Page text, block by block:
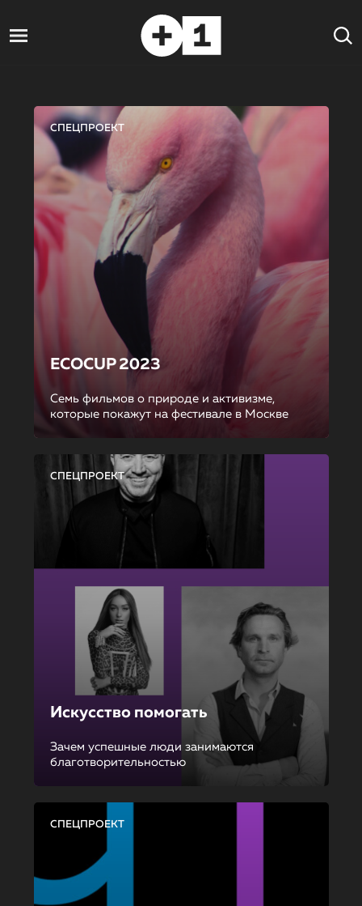
СПЕЦПРОЕКТ
ECOCUP 2023
Семь фильмов о природе и активизме,
которые покажут на фестивале в Москве
СПЕЦПРОЕКТ
Искусство помогать
Зачем успешные люди занимаются
благотворительностью
СПЕЦПРОЕКТ